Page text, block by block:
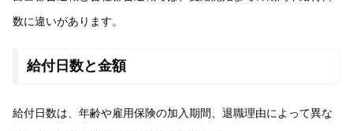
数に違いがあります。
給付日数と金額
給付日数は、年齢や雇用保険の加入期間、退職理由によって異な